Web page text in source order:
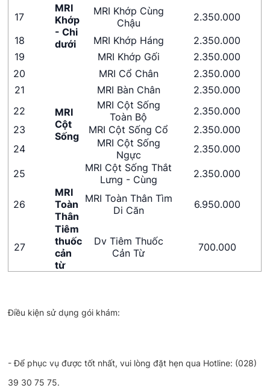
17
MRI
Khớp
- Chi
dưới
MRI Khớp Cùng
Chậu
2.350.000
18
MRI Khớp Háng
2.350.000
19
MRI Khớp Gối
2.350.000
20
MRI Cổ Chân
2.350.000
21
MRI Bàn Chân
2.350.000
22
MRI
Cột
Sống
MRI Cột Sống
Toàn Bộ
2.350.000
23
MRI Cột Sống Cổ
2.350.000
24
MRI Cột Sống
Ngực
2.350.000
25
MRI Cột Sống Thắt
Lưng - Cùng
2.350.000
26
MRI
Toàn
Thân
MRI Toàn Thân Tìm
Di Căn
6.950.000
27
Tiêm
thuốc
cản
từ
Dv Tiêm Thuốc
Cản Từ
700.000
Điều kiện sử dụng gói khám:
- Để phục vụ được tốt nhất, vui lòng đặt hẹn qua Hotline: (028)
39 30 75 75.